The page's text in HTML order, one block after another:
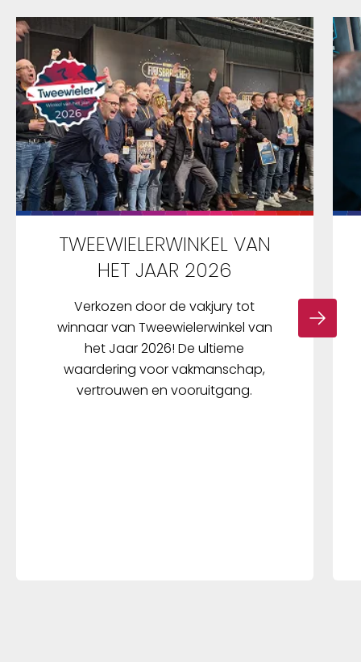
TWEEWIELERWINKEL VAN
HET JAAR 2026
Verkozen door de vakjury tot
winnaar van Tweewielerwinkel van
het Jaar 2026! De ultieme
waardering voor vakmanschap,
vertrouwen en vooruitgang.